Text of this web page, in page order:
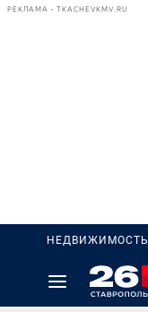
РЕКЛАМА • TKACHEVKMV.RU
НЕДВИЖИМОСТЬ